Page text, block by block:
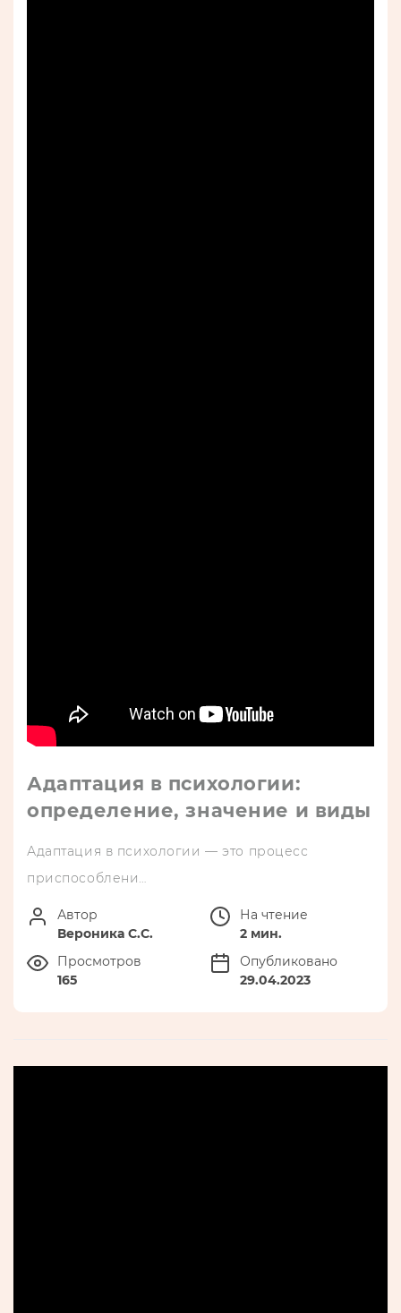
Адаптация в психологии:
определение, значение и виды
Адаптация в психологии — это процесс
приспособлени…
Автор
Вероника С.С.
На чтение
2 мин.
Просмотров
165
Опубликовано
29.04.2023